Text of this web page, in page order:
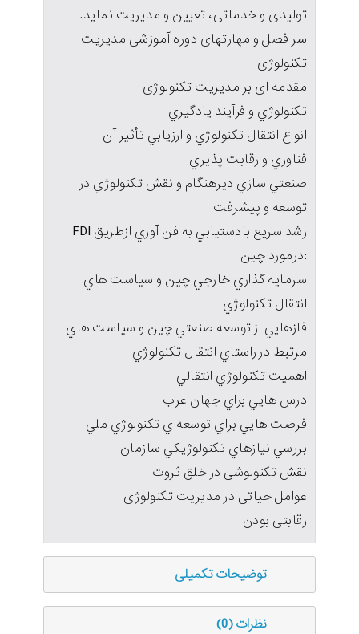
تولیدی و خدماتی، تعیین و مدیریت نماید.
سر فصل و مهارتهای دوره آموزشی مدیریت
تکنولوژی
مقدمه ای بر مدیریت تکنولوژی
تكنولوژي و فرآيند يادگيري
انواع انتقال تكنولوژي و ارزيابي تأثير آن
فناوري و رقابت پذيري
صنعتي سازي ديرهنگام و نقش تكنولوژي در
توسعه و پيشرفت
رشد سريع بادستيابي به فن آوري ازطريق FDI
:درمورد چين
سرمايه گذاري خارجي چين و سياست هاي
انتقال تكنولوژي
فازهايي از توسعه صنعتي چين و سياست هاي
مرتبط در راستاي انتقال تكنولوژي
اهميت تكنولوژي انتقالي
درس هايي براي جهان عرب
فرصت هايي براي توسعه ي تكنولوژي ملي
بررسي نيازهاي تكنولوژيكي سازمان
نقش تکنولوشی در خلق ثروت
عوامل حیاتی در مدیریت تکنولوژی
رقابتی بودن
توضیحات تکمیلی
نظرات (0)